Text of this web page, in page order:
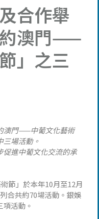
合作舉
澳門——
」之三
澳門——中葡文化藝術
三場活動。
促進中葡文化交流的承
節」於本年10月至12月
合共約70場活動。銀娛
活動。